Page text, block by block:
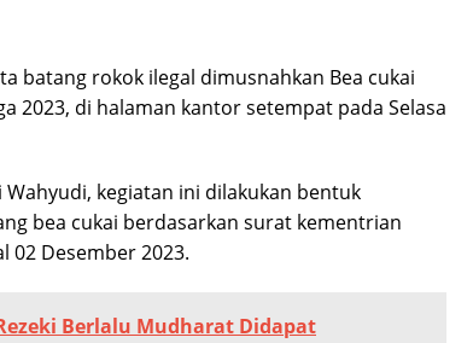
batang rokok ilegal dimusnahkan Bea cukai
2023, di halaman kantor setempat pada Selasa
Wahyudi, kegiatan ini dilakukan bentuk
bea cukai berdasarkan surat kementrian
02 Desember 2023.
Berlalu Mudharat Didapat